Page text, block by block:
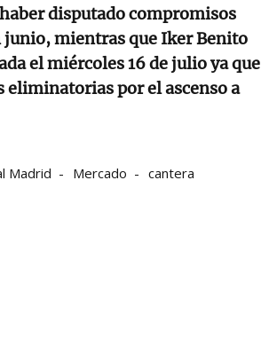
disputado compromisos
mientras que Iker Benito
el miércoles 16 de julio ya que
eliminatorias por el ascenso a
Madrid Mercado cantera